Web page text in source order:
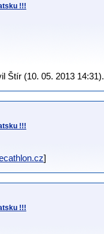
!!!
Štír (10. 05. 2013 14:31).
!!!
]
!!!